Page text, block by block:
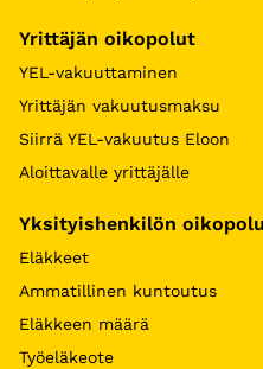
Yrittäjän oikopolut
YEL-vakuuttaminen
Yrittäjän vakuutusmaksu
Siirrä YEL-vakuutus Eloon
Aloittavalle yrittäjälle
Yksityishenkilön
Eläkkeet
Ammatillinen kuntoutus
Eläkkeen määrä
Työeläkeote